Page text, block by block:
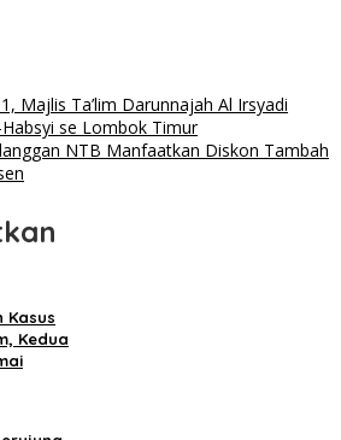
Majlis Ta’lim Darunnajah Al Irsyadi
se Lombok Timur
NTB Manfaatkan Diskon Tambah
Kasus
Kedua